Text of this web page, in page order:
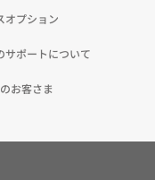
オプション
サポートについて
お客さま